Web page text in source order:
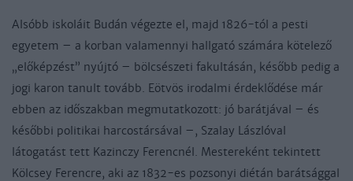
Alsóbb iskoláit Budán végezte el, majd 1826-tól a pesti
egyetem – a korban valamennyi hallgató számára kötelező
„előképzést” nyújtó – bölcsészeti fakultásán, később pedig a
jogi karon tanult tovább. Eötvös irodalmi érdeklődése már
ebben az időszakban megmutatkozott: jó barátjával – és
későbbi politikai harcostársával –, Szalay Lászlóval
látogatást tett Kazinczy Ferencnél. Mestereként tekintett
Kölcsey Ferencre, aki az 1832-es pozsonyi diétán barátsággal